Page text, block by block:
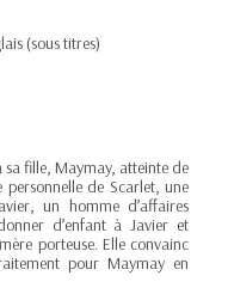
(sous titres)
sa fille, Maymay, atteinte de
personnelle de Scarlet, une
un homme d’affaires
d’enfant à Javier et
porteuse. Elle convainc
pour Maymay en